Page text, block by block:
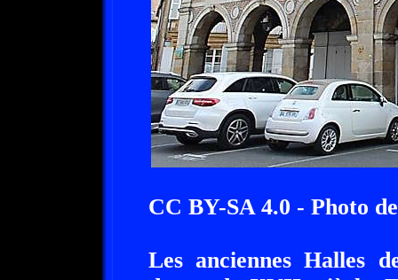
CC BY-SA 4.0 - Photo
Les anciennes Halles